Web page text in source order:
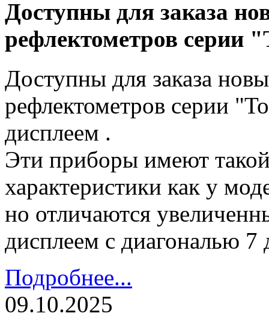
Доступны для заказа
рефлектометров серии
Доступны для заказа
рефлектометров серии
дисплеем .
Эти приборы имеют
характеристики как у
но отличаются
дисплеем с диагональю
Подробнее...
09.10.2025